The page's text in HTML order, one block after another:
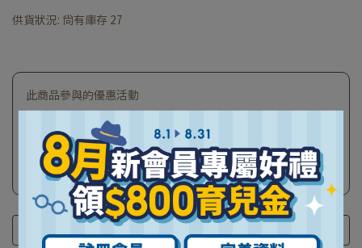
供貨狀況: 尚有庫存 27
此商品參與的優惠活動
8/1~8/31 消費滿$2888現折$258
8/1~8/31 消費滿$4588現折$458
全館訂單加購